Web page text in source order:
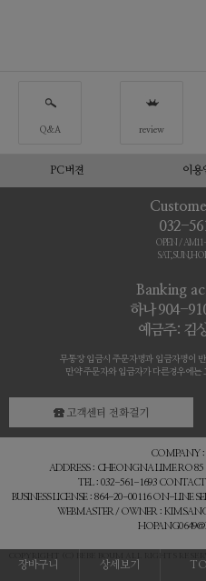
장바구니 상세보기
Q&A review
PC버젼 이용
032-
OPEN /
Banking
하나 904-
예금주: 김
무통장 입금시 주문자명과 입금자명이
만약 주문자와 입금자가 다른경우에는
고객센터 전화걸기
COMPANY :
ADDRESS : CHEONGNA LIME RO
TEL : 032-561-1693
BUSINESS LICENSE : 864-20-00116 ON-LINE
WEBMASTER / OWNER :